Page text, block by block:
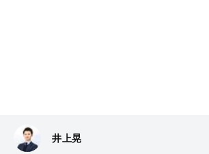
井上晃